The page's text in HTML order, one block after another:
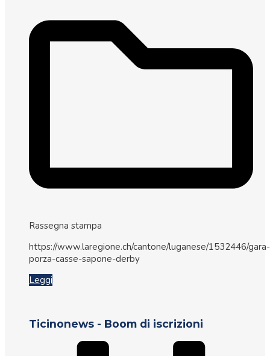
Rassegna stampa
https://www.laregione.ch/cantone/luganese/1532446/gara-
porza-casse-sapone-derby
Leggi
Ticinonews - Boom di iscrizioni